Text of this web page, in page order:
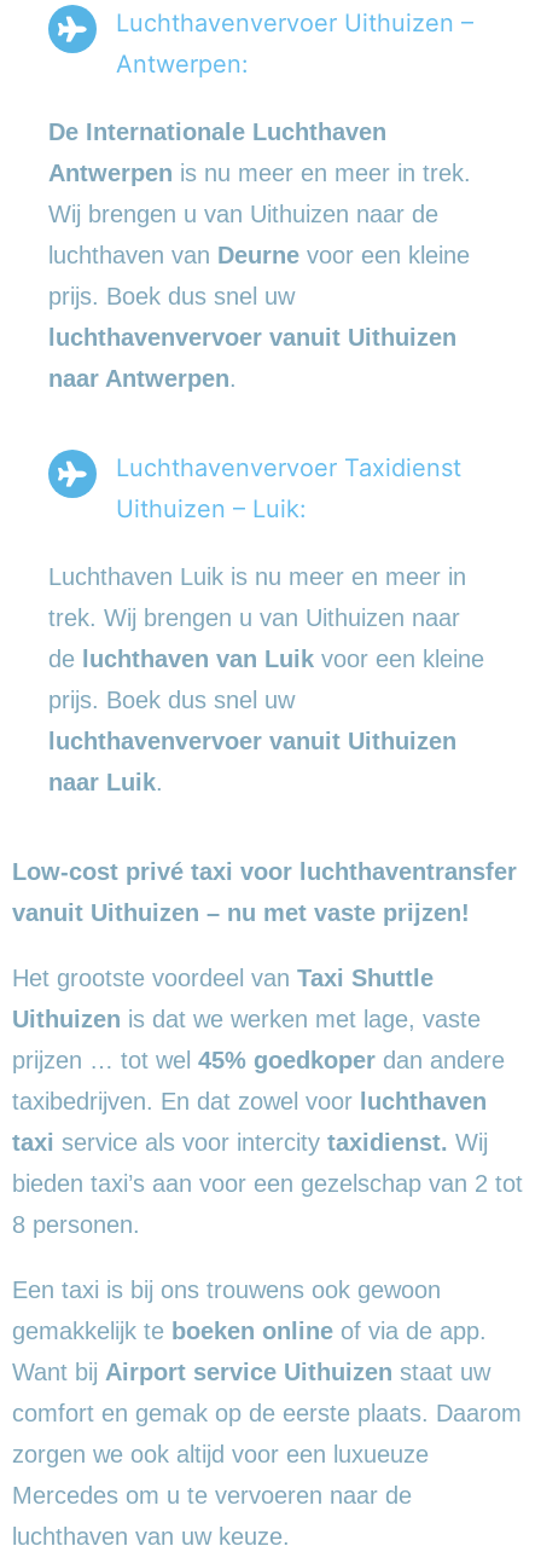
Luchthavenvervoer Uithuizen –
Antwerpen:
De Internationale Luchthaven
Antwerpen is nu meer en meer in trek.
Wij brengen u van Uithuizen naar de
luchthaven van Deurne voor een kleine
prijs. Boek dus snel uw
luchthavenvervoer vanuit Uithuizen
naar Antwerpen.
Luchthavenvervoer Taxidienst
Uithuizen – Luik:
Luchthaven Luik is nu meer en meer in
trek. Wij brengen u van Uithuizen naar
de luchthaven van Luik voor een kleine
prijs. Boek dus snel uw
luchthavenvervoer vanuit Uithuizen
naar Luik.
Low-cost privé taxi voor luchthaventransfer
vanuit Uithuizen – nu met vaste prijzen!
Het grootste voordeel van Taxi Shuttle
Uithuizen is dat we werken met lage, vaste
prijzen … tot wel 45% goedkoper dan andere
taxibedrijven. En dat zowel voor luchthaven
taxi service als voor intercity taxidienst. Wij
bieden taxi’s aan voor een gezelschap van 2 tot
8 personen.
Een taxi is bij ons trouwens ook gewoon
gemakkelijk te boeken online of via de app.
Want bij Airport service Uithuizen staat uw
comfort en gemak op de eerste plaats. Daarom
zorgen we ook altijd voor een luxueuze
Mercedes om u te vervoeren naar de
luchthaven van uw keuze.